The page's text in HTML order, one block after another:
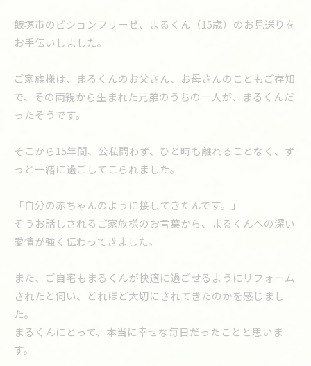
飯塚市のビションフリーゼ、まるくん（15歳）のお見送りを
お手伝いしました。
ご家族様は、まるくんのお父さん、お母さんのこともご存知
で、その両親から生まれた兄弟のうちの一人が、まるくんだ
ったそうです。
そこから15年間、公私問わず、ひと時も離れることなく、ず
っと一緒に過ごしてこられました。
「自分の赤ちゃんのように接してきたんです。」
そうお話しされるご家族様のお言葉から、まるくんへの深い
愛情が強く伝わってきました。
また、ご自宅もまるくんが快適に過ごせるようにリフォーム
されたと伺い、どれほど大切にされてきたのかを感じまし
た。
まるくんにとって、本当に幸せな毎日だったことと思いま
す。